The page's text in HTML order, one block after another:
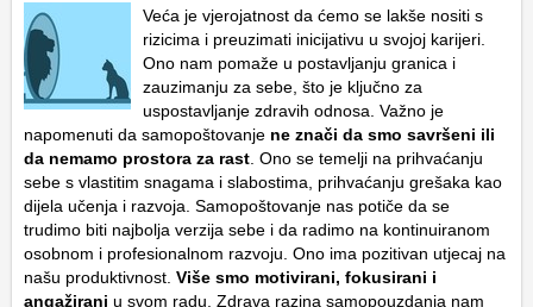
Veća je vjerojatnost da ćemo se lakše nositi s
rizicima i preuzimati inicijativu u svojoj karijeri.
Ono nam pomaže u postavljanju granica i
zauzimanju za sebe, što je ključno za
uspostavljanje zdravih odnosa. Važno je
napomenuti da samopoštovanje ne znači da smo savršeni ili
da nemamo prostora za rast . Ono se temelji na prihvaćanju
sebe s vlastitim snagama i slabostima, prihvaćanju grešaka kao
dijela učenja i razvoja. Samopoštovanje nas potiče da se
trudimo biti najbolja verzija sebe i da radimo na kontinuiranom
osobnom i profesionalnom razvoju. Ono ima pozitivan utjecaj na
našu produktivnost. Više smo motivirani, fokusirani i
angažirani u svom radu. Zdrava razina samopouzdanja nam